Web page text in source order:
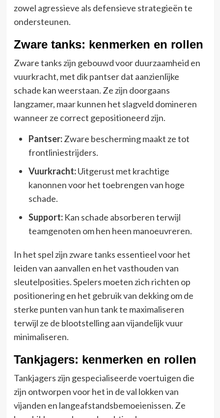
zowel agressieve als defensieve strategieën te
ondersteunen.
Zware tanks: kenmerken en rollen
Zware tanks zijn gebouwd voor duurzaamheid en
vuurkracht, met dik pantser dat aanzienlijke
schade kan weerstaan. Ze zijn doorgaans
langzamer, maar kunnen het slagveld domineren
wanneer ze correct gepositioneerd zijn.
Pantser:Zware bescherming maakt ze tot
frontliniestrijders.
Vuurkracht:Uitgerust met krachtige
kanonnen voor het toebrengen van hoge
schade.
Support:Kan schade absorberen terwijl
teamgenoten om hen heen manoeuvreren.
In het spel zijn zware tanks essentieel voor het
leiden van aanvallen en het vasthouden van
sleutelposities. Spelers moeten zich richten op
positionering en het gebruik van dekking om de
sterke punten van hun tank te maximaliseren
terwijl ze de blootstelling aan vijandelijk vuur
minimaliseren.
Tankjagers: kenmerken en rollen
Tankjagers zijn gespecialiseerde voertuigen die
zijn ontworpen voor het in de val lokken van
vijanden en langeafstandsbemoeienissen. Ze